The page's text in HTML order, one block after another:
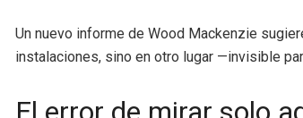
Un nuevo informe de Wood Mackenzie
instalaciones, sino en otro lugar —invisible